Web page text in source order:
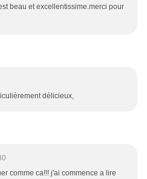
beau et excellentissime.merci pour
délicieux,
comme ca!!! j'ai commence a lire